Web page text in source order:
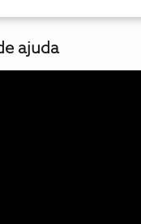
ajuda